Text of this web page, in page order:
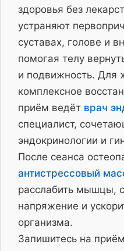
здоровья без
устраняют
суставах, голове и
помогая телу
и подвижность.
комплексное
приём ведёт врач
специалист,
эндокринологии и
После сеанса
антистрессовый
расслабить мышцы,
напряжение и
организма.
Запишитесь на